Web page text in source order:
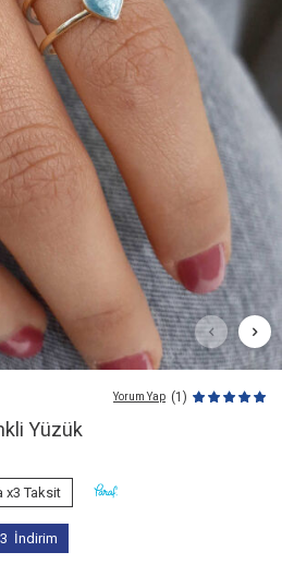
Yorum Yap (1)
Yüzük
x3 Taksit
İndirim